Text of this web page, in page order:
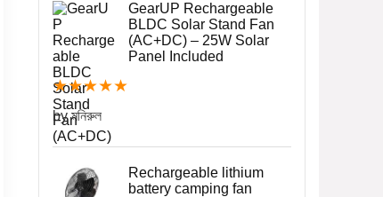
GearUP Rechargeable
BLDC Solar Stand Fan
(AC+DC) – 25W Solar
Panel Included
★★★★★
by মনিরুল
Rechargeable lithium
battery camping fan